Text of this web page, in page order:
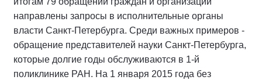
направлены запросы в исполнительные органы
власти Санкт-Петербурга. Среди важных примеров -
обращение представителей науки Санкт-Петербурга,
которые долгие годы обслуживаются в 1-й
поликлинике РАН. На 1 января 2015 года без